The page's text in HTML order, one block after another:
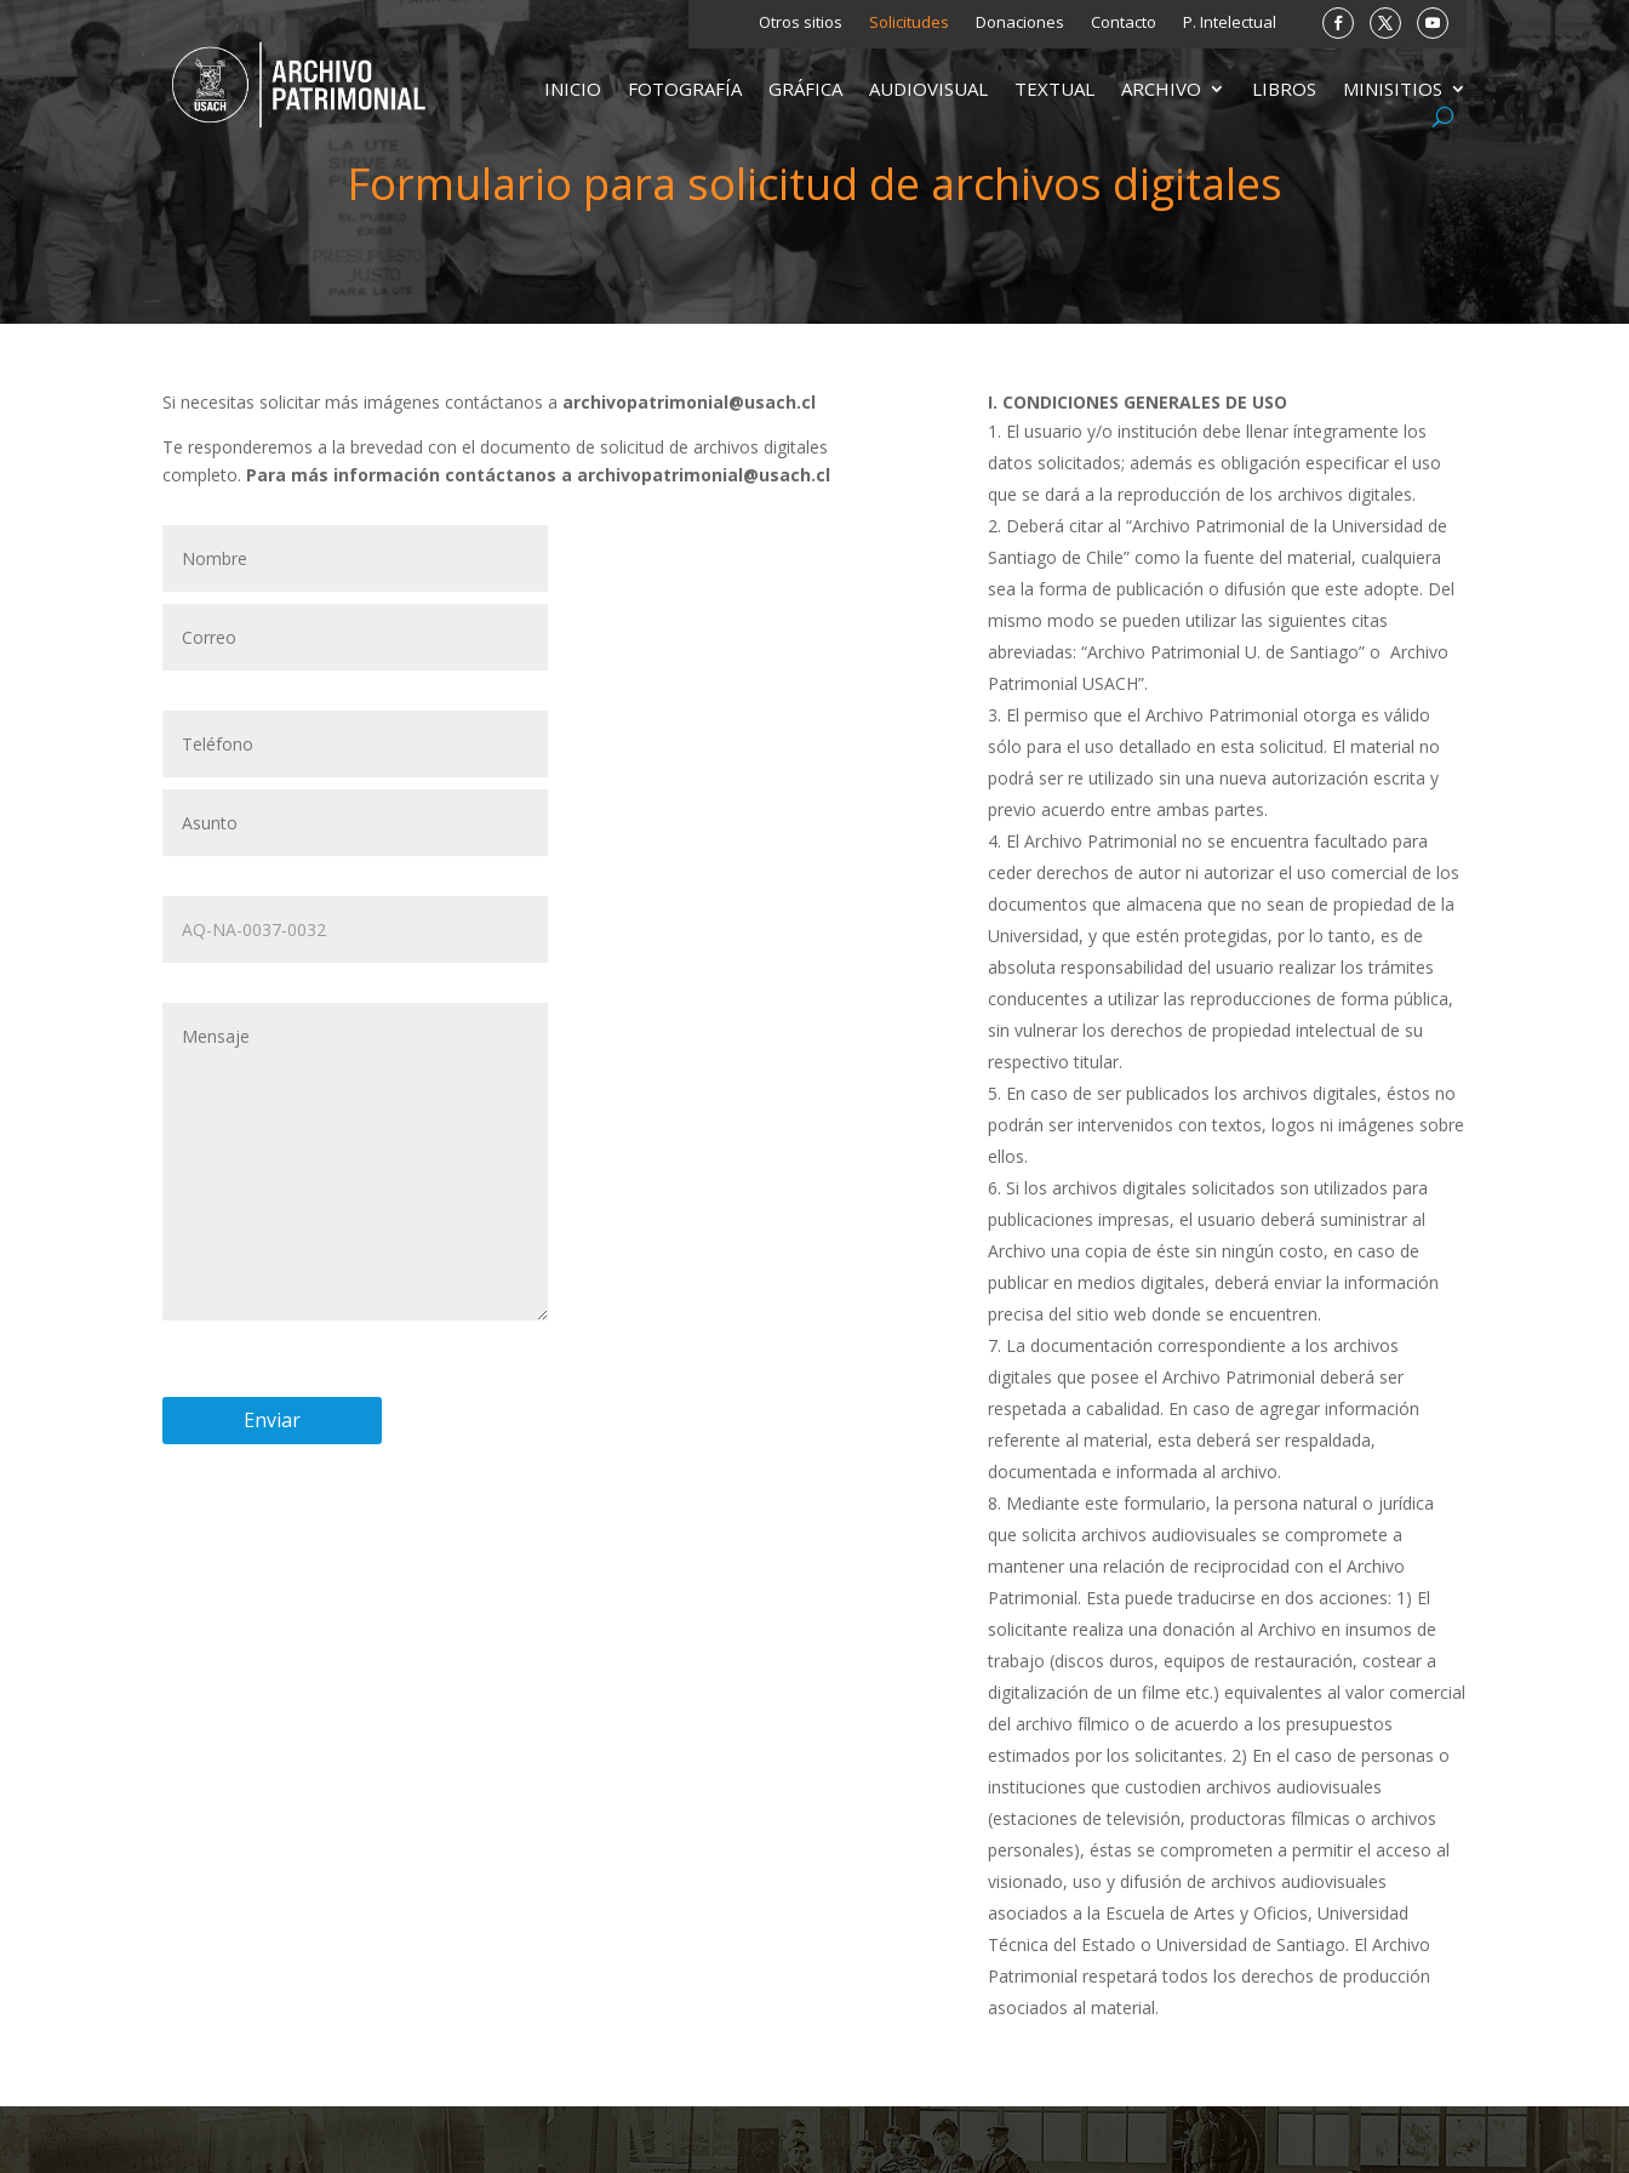
Otros sitios Solicitudes Donaciones Contacto P. Intelectual
INICIO FOTOGRAFÍA GRÁFICA AUDIOVISUAL TEXTUAL ARCHIVO LIBROS MINISITIOS
Formulario para solicitud de archivos digitales
Si necesitas solicitar más imágenes contáctanos a archivopatrimonial@usach.cl
Te responderemos a la brevedad con el documento de solicitud de archivos digitales
completo. Para más información contáctanos a archivopatrimonial@usach.cl
I. CONDICIONES GENERALES DE USO
El usuario y/o institución debe llenar íntegramente los
datos solicitados; además es obligación especificar el uso
que se dará a la reproducción de los archivos digitales.
Deberá citar al “Archivo Patrimonial de la Universidad de
Santiago de Chile” como la fuente del material, cualquiera
sea la forma de publicación o difusión que este adopte. Del
mismo modo se pueden utilizar las siguientes citas
abreviadas: “Archivo Patrimonial U. de Santiago” o Archivo
Patrimonial USACH”.
El permiso que el Archivo Patrimonial otorga es válido
sólo para el uso detallado en esta solicitud. El material no
podrá ser re utilizado sin una nueva autorización escrita y
previo acuerdo entre ambas partes.
El Archivo Patrimonial no se encuentra facultado para
ceder derechos de autor ni autorizar el uso comercial de los
documentos que almacena que no sean de propiedad de la
Universidad, y que estén protegidas, por lo tanto, es de
absoluta responsabilidad del usuario realizar los trámites
conducentes a utilizar las reproducciones de forma pública,
sin vulnerar los derechos de propiedad intelectual de su
respectivo titular.
En caso de ser publicados los archivos digitales, éstos no
podrán ser intervenidos con textos, logos ni imágenes sobre
ellos.
Si los archivos digitales solicitados son utilizados para
publicaciones impresas, el usuario deberá suministrar al
Archivo una copia de éste sin ningún costo, en caso de
publicar en medios digitales, deberá enviar la información
precisa del sitio web donde se encuentren.
La documentación correspondiente a los archivos
digitales que posee el Archivo Patrimonial deberá ser
respetada a cabalidad. En caso de agregar información
referente al material, esta deberá ser respaldada,
documentada e informada al archivo.
Mediante este formulario, la persona natural o jurídica
que solicita archivos audiovisuales se compromete a
mantener una relación de reciprocidad con el Archivo
Patrimonial. Esta puede traducirse en dos acciones: 1) El
solicitante realiza una donación al Archivo en insumos de
trabajo (discos duros, equipos de restauración, costear a
digitalización de un filme etc.) equivalentes al valor comercial
del archivo fílmico o de acuerdo a los presupuestos
estimados por los solicitantes. 2) En el caso de personas o
instituciones que custodien archivos audiovisuales
(estaciones de televisión, productoras fílmicas o archivos
personales), éstas se comprometen a permitir el acceso al
visionado, uso y difusión de archivos audiovisuales
asociados a la Escuela de Artes y Oficios, Universidad
Técnica del Estado o Universidad de Santiago. El Archivo
Patrimonial respetará todos los derechos de producción
asociados al material.